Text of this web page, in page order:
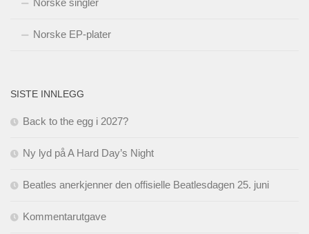
Norske singler
Norske EP-plater
SISTE INNLEGG
Back to the egg i 2027?
Ny lyd på A Hard Day’s Night
Beatles anerkjenner den offisielle Beatlesdagen 25. juni
Kommentarutgave